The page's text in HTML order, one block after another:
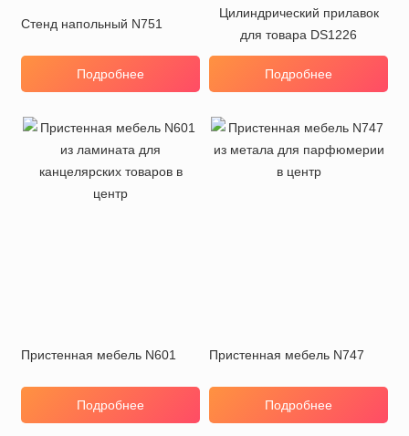
Стенд напольный N751
Подробнее
Цилиндрический прилавок
для товара DS1226
Подробнее
Пристенная мебель N601
Подробнее
Пристенная мебель N747
Подробнее